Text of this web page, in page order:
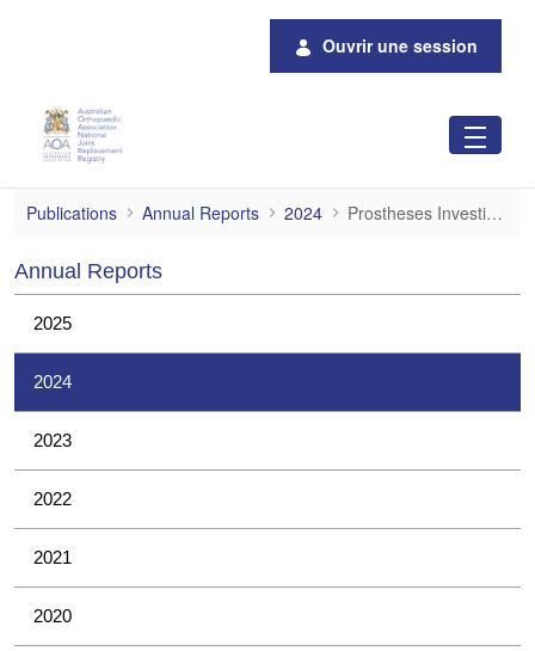
Ouvrir une session
Prostheses Investigations
Publications Annual Reports 2024 Prostheses Investigations
Annual Reports
2025
2024
2023
2022
2021
2020